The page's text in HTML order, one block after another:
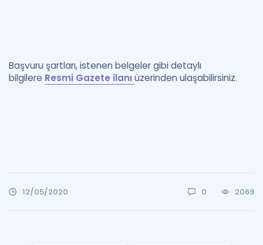
Başvuru şartları, istenen belgeler gibi detaylı
bilgilere Resmi Gazete ilanıüzerinden ulaşabilirsiniz.
12/05/2020 0 2069